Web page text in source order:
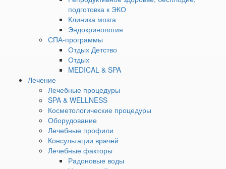
подготовка к ЭКО
Клиника мозга
Эндокринология
СПА-программы
Отдых Детство
Отдых
MEDICAL & SPA
Лечение
Лечебные процедуры
SPA & WELLNESS
Косметологические процедуры
Оборудование
Лечебные профили
Консультации врачей
Лечебные факторы
Радоновые воды
Запишитесь на консультацию
Для записи обратитесь к лечащему врачу
Или оформите запись через мобильное приложение
«Санаториум»
Скачать
Устименко Любовь Васильевна
ВРАЧ-ДЕРМАТОВЕНЕРОЛОГ
ВРАЧ-КОСМЕТОЛОГ
Стаж: 23 года
Подробнее
Лампицкая Наталья Юрьевна
ВРАЧ-ДЕРМАТОВЕНЕРОЛОГ
ВРАЧ-КОСМЕТОЛОГ